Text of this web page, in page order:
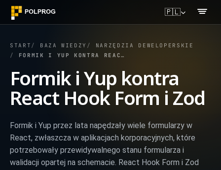
🇵🇱
START BAZA WIEDZY
NARZĘDZIA DEWELOPERSKIE
FORMIK I YUP KONTRA REACT HOOK FORM I ZOD
Formik i Yup kontra
React Hook Form i Zod
Formik i Yup przez lata napędzały wiele formularzy w
React, zwłaszcza w aplikacjach korporacyjnych, które
potrzebowały przewidywalnego stanu formularza i
walidacji opartej na schemacie. React Hook Form i Zod